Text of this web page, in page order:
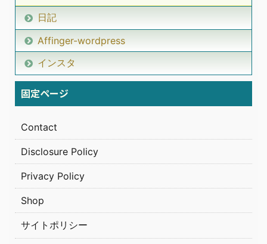
日記
Affinger-wordpress
インスタ
固定ページ
Contact
Disclosure Policy
Privacy Policy
Shop
サイトポリシー